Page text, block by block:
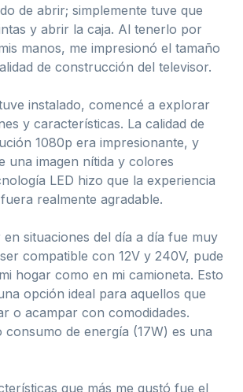
de abrir; simplemente tuve que
y abrir la caja. Al tenerlo por
manos, me impresionó el tamaño
de construcción del televisor.
instalado, comencé a explorar
y características. La calidad de
1080p era impresionante, y
una imagen nítida y colores
LED hizo que la experiencia
realmente agradable.
situaciones del día a día fue muy
compatible con 12V y 240V, pude
hogar como en mi camioneta. Esto
opción ideal para aquellos que
o acampar con comodidades.
consumo de energía (17W) es una
que más me gustó fue el